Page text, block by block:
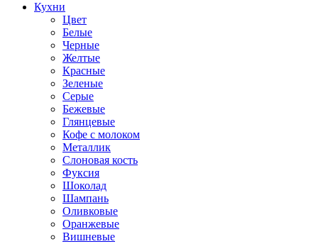
Кухни
Цвет
Белые
Черные
Желтые
Красные
Зеленые
Серые
Бежевые
Глянцевые
Кофе с молоком
Металлик
Слоновая кость
Фуксия
Шоколад
Шампань
Оливковые
Оранжевые
Вишневые